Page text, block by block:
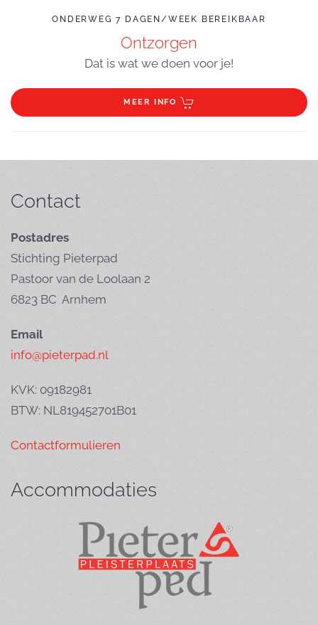
ONDERWEG 7 DAGEN/WEEK BEREIKBAAR
Ontzorgen
Dat is wat we doen voor je!
MEER INFO
Contact
Postadres
Stichting Pieterpad
Pastoor van de Loolaan 2
6823 BC Arnhem
Email
info@pieterpad.nl
KVK: 09182981
BTW: NL819452701B01
Contactformulieren
Accommodaties